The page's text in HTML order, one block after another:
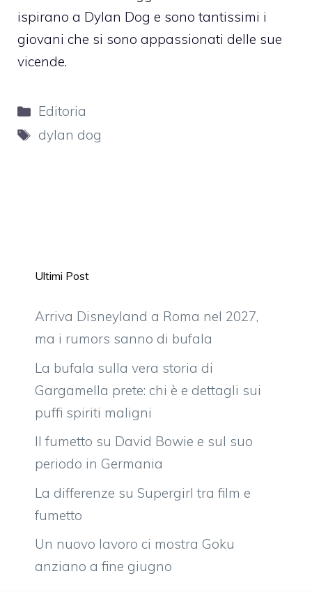
ispirano a Dylan Dog e sono tantissimi i
giovani che si sono appassionati delle sue
vicende.
Categorie
Editoria
Tag
dylan dog
Ultimi Post
Arriva Disneyland a Roma nel 2027,
ma i rumors sanno di bufala
La bufala sulla vera storia di
Gargamella prete: chi è e dettagli sui
puffi spiriti maligni
Il fumetto su David Bowie e sul suo
periodo in Germania
La differenze su Supergirl tra film e
fumetto
Un nuovo lavoro ci mostra Goku
anziano a fine giugno